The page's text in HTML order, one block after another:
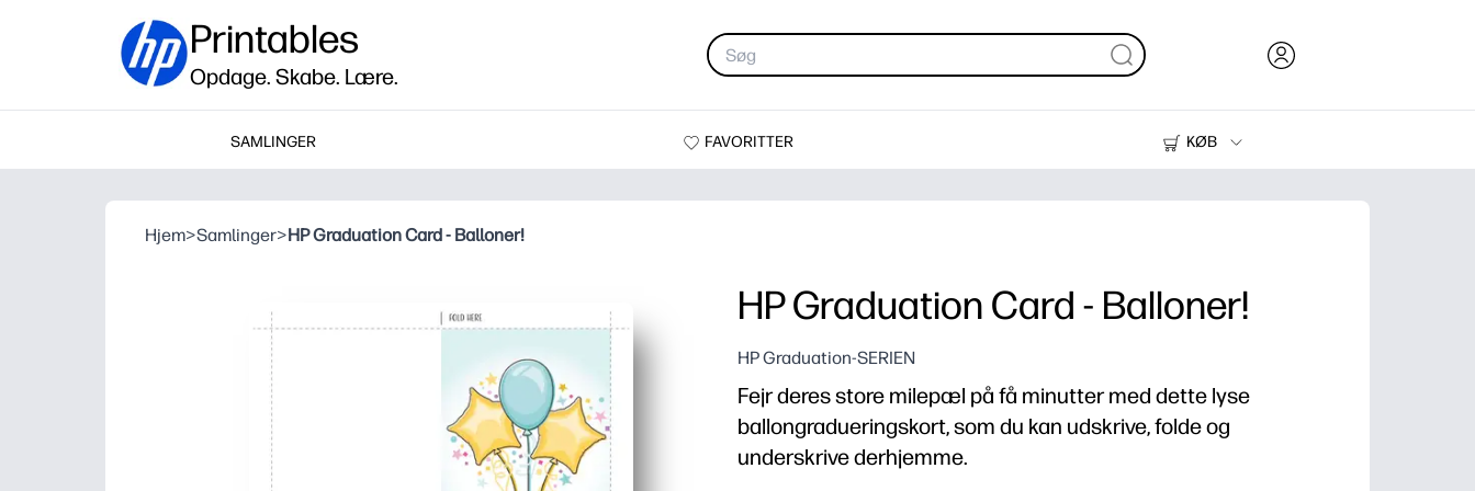
Printables
Opdage. Skabe. Lære.
SAMLINGER FAVORITTER
KØB
Printere
Hjem>Samlinger>HP Graduation Card - Balloner!
HP Graduation Card - Balloner!
HP Graduation-SERIEN
Fejr deres store milepæl på få minutter med dette lyse
ballongradueringskort, som du kan udskrive, folde og
underskrive derhjemme.